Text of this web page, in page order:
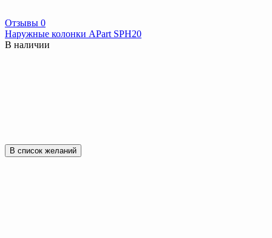
Отзывы 0
Наружные колонки APart SPH20
В наличии
В список желаний